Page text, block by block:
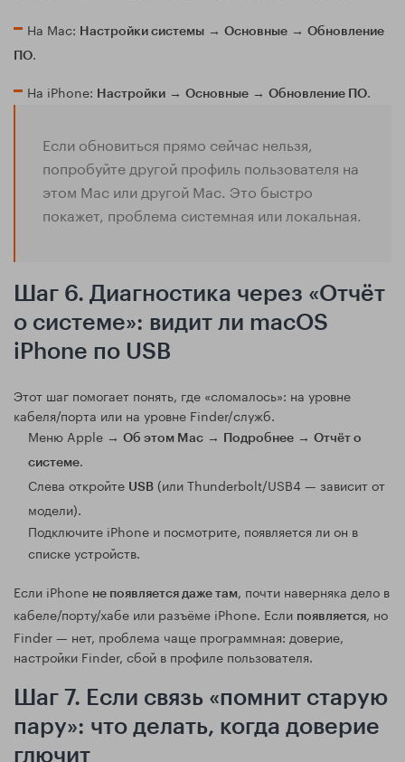
На Mac: Настройки системы → Основные → Обновление
ПО.
На iPhone: Настройки → Основные → Обновление ПО.
Если обновиться прямо сейчас нельзя,
попробуйте другой профиль пользователя на
этом Mac или другой Mac. Это быстро
покажет, проблема системная или локальная.
Шаг 6. Диагностика через «Отчёт
о системе»: видит ли macOS
iPhone по USB
Этот шаг помогает понять, где «сломалось»: на уровне
кабеля/порта или на уровне Finder/служб.
Меню Apple → Об этом Mac → Подробнее → Отчёт о
системе.
Слева откройте USB (или Thunderbolt/USB4 — зависит от
модели).
Подключите iPhone и посмотрите, появляется ли он в
списке устройств.
Если iPhone не появляется даже там, почти наверняка дело в
кабеле/порту/хабе или разъёме iPhone. Если появляется, но
Finder — нет, проблема чаще программная: доверие,
настройки Finder, сбой в профиле пользователя.
Шаг 7. Если связь «помнит старую
пару»: что делать, когда доверие
глючит